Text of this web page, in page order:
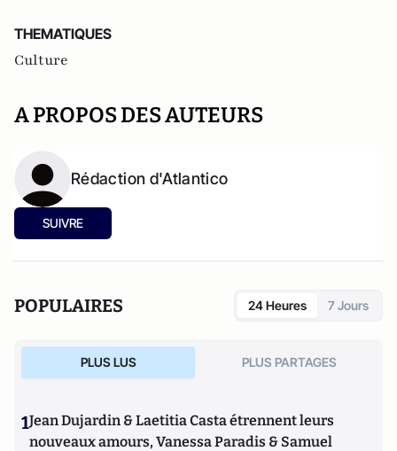
THEMATIQUES
Culture
A PROPOS DES AUTEURS
Rédaction d'Atlantico
SUIVRE
POPULAIRES 24 Heures 7 Jours
PLUS LUS PLUS PARTAGES
1Jean Dujardin & Laetitia Casta étrennent leurs
nouveaux amours, Vanessa Paradis & Samuel